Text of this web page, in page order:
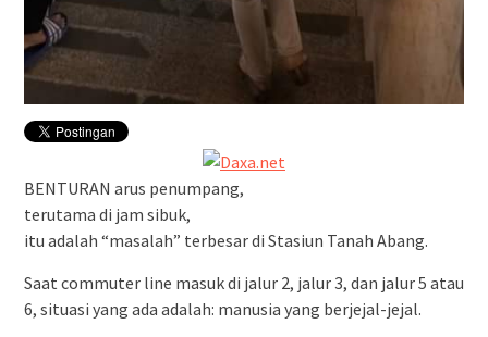
BENTURAN arus penumpang,
terutama di jam sibuk,
itu adalah “masalah” terbesar di Stasiun Tanah Abang.
Saat commuter line masuk di jalur 2, jalur 3, dan jalur 5 atau
6, situasi yang ada adalah: manusia yang berjejal-jejal.